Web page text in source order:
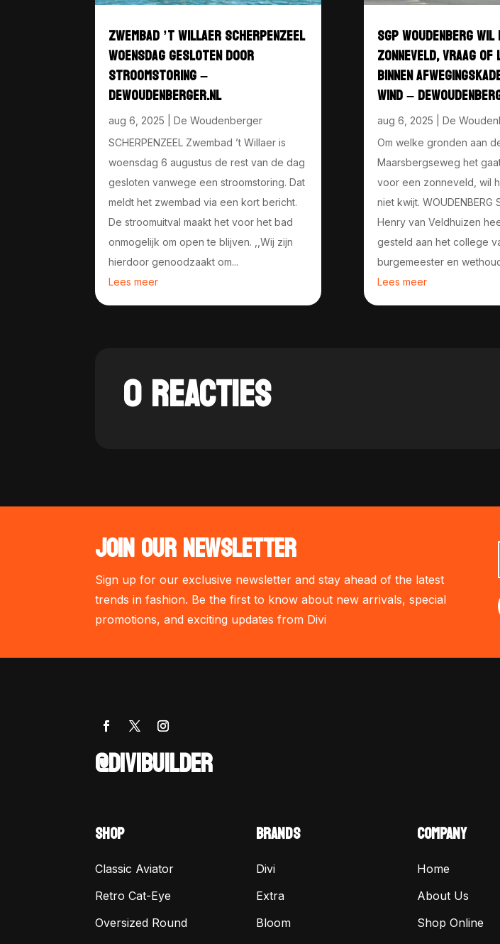
ZWEMBAD ’T WILLAER SCHERPENZEEL
WOENSDAG GESLOTEN DOOR
STROOMSTORING –
DEWOUDENBERGER.NL
aug 6, 2025
De Woudenberger
SCHERPENZEEL Zwembad ’t Willaer is
woensdag 6 augustus de rest van de dag
gesloten vanwege een stroomstoring. Dat
meldt het zwembad via een kort bericht.
De stroomuitval maakt het voor het bad
onmogelijk om open te blijven. ,,Wij zijn
hierdoor genoodzaakt om...
Lees meer
SGP WOUDENBERG
ZONNEVELD, VRAAG
BINNEN
WIND –
aug 6, 2025
De
Om welke gronden aan
Maarsbergseweg het
voor een zonneveld, wil
niet kwijt. WOUDENBERG
Henry van Veldhuizen
gesteld aan het college
burgemeester en
Lees meer
0 REACTIES
JOIN OUR NEWSLETTER
Sign up for our exclusive newsletter and stay ahead of the latest
trends in fashion. Be the first to know about new arrivals, special
promotions, and exciting updates from Divi
@DIVIBUILDER
SHOP
Classic Aviator
Retro Cat-Eye
Oversized Round
BRANDS
Divi
Extra
Bloom
COMPANY
Home
About Us
Shop Online